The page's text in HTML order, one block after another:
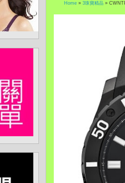
Home » 3珠寶精品 »